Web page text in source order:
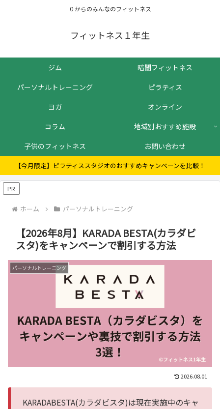
０からのみんなのフィットネス
フィットネス１年生
ジム
暗闇フィットネス
パーソナルトレーニング
ピラティス
ヨガ
オンライン
コラム
地域別おすすめ施設
子供のフィットネス
お問い合わせ
【今月限定】ピラティススタジオのおすすめキャンペーンを比較！
PR
ホーム パーソナルトレーニング
【2026年8月】KARADA BESTA(カラダビ
スタ)をキャンペーンで割引する方法
パーソナルトレーニング
2026.08.01
KARADABESTA(カラダビスタ)は現在実施中のキャ